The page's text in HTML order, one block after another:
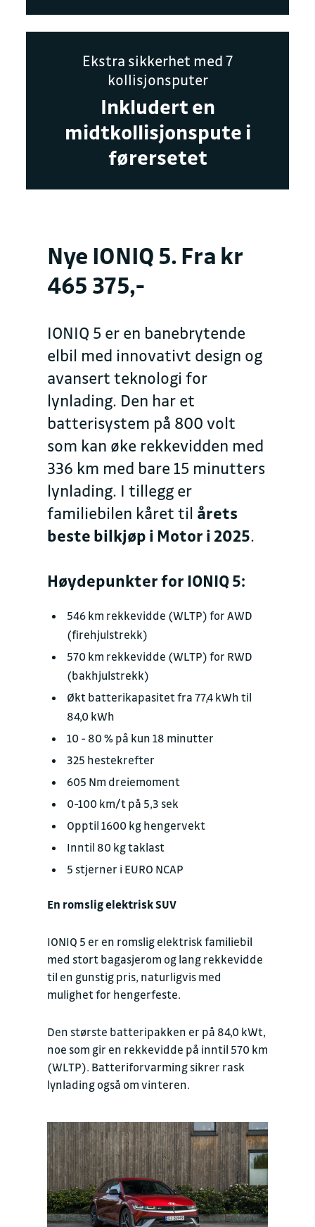
Ekstra sikkerhet med 7
kollisjonsputer
Inkludert en
midtkollisjonspute i
førersetet
Nye IONIQ 5. Fra kr
465 375,-
IONIQ 5 er en banebrytende
elbil med innovativt design og
avansert teknologi for
lynlading. Den har et
batterisystem på 800 volt
som kan øke rekkevidden med
336 km med bare 15 minutters
lynlading. I tillegg er
familiebilen kåret til årets
beste bilkjøp i Motor i 2025.
Høydepunkter for IONIQ 5:
546 km rekkevidde (WLTP) for AWD
(firehjulstrekk)
570 km rekkevidde (WLTP) for RWD
(bakhjulstrekk)
Økt batterikapasitet fra 77,4 kWh til
84,0 kWh
10 - 80 % på kun 18 minutter
325 hestekrefter
605 Nm dreiemoment
0-100 km/t på 5,3 sek
Opptil 1600 kg hengervekt
Inntil 80 kg taklast
5 stjerner i EURO NCAP
En romslig elektrisk SUV
IONIQ 5 er en romslig elektrisk familiebil
med stort bagasjerom og lang rekkevidde
til en gunstig pris, naturligvis med
mulighet for hengerfeste.
Den største batteripakken er på 84,0 kWt,
noe som gir en rekkevidde på inntil 570 km
(WLTP). Batteriforvarming sikrer rask
lynlading også om vinteren.